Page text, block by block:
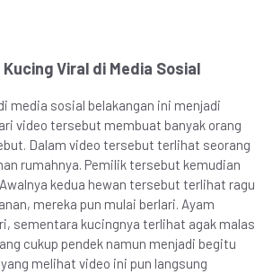
Viral di Media Sosial
media sosial belakangan ini menjadi
video tersebut membuat banyak orang
Dalam video tersebut terlihat seorang
rumahnya. Pemilik tersebut kemudian
kedua hewan tersebut terlihat ragu
mereka pun mulai berlari. Ayam
sementara kucingnya terlihat agak malas
cukup pendek namun menjadi begitu
melihat video ini pun langsung